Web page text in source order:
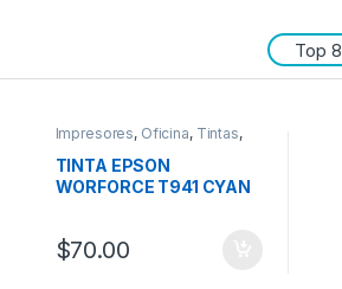
Top 8
Impresores, Oficina, Tintas,
TINTA EPSON
WORFORCE T941 CYAN
$70.00